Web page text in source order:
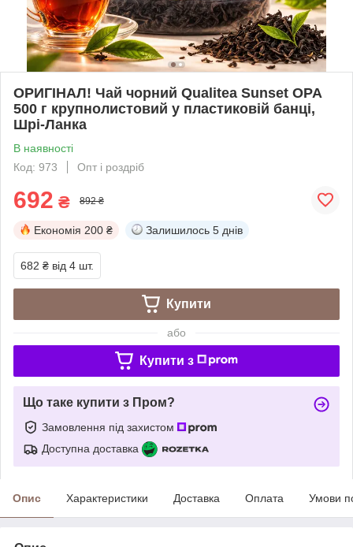
ОРИГІНАЛ! Чай чорний Qualitea Sunset OPA
500 г крупнолистовий у пластиковій банці,
Шрі-Ланка
В наявності
Код: 973
Опт і роздріб
692 ₴ 892 ₴
Економія 200 ₴ Залишилось 5 днів
682 ₴ від 4 шт.
Купити
або
Купити з
Що таке купити з Пром?
Замовлення під захистом
Доступна доставка
Опис Характеристики Доставка Оплата Умови